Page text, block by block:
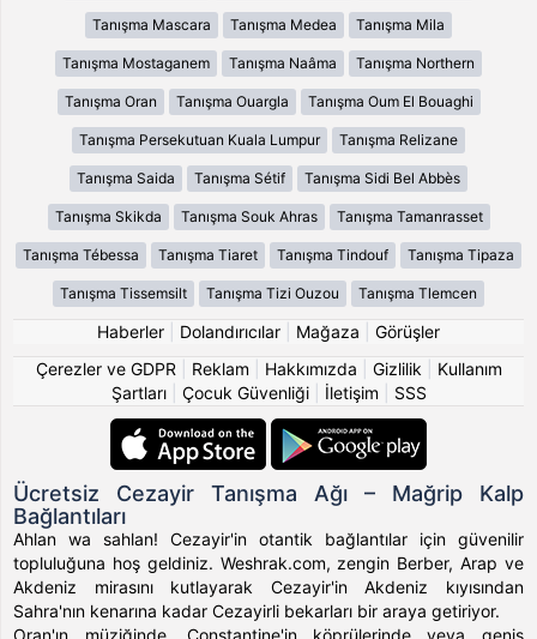
Tanışma Mascara Tanışma Medea Tanışma Mila
Tanışma Mostaganem Tanışma Naâma Tanışma Northern
Tanışma Oran Tanışma Ouargla Tanışma Oum El Bouaghi
Tanışma Persekutuan Kuala Lumpur Tanışma Relizane
Tanışma Saida Tanışma Sétif Tanışma Sidi Bel Abbès
Tanışma Skikda Tanışma Souk Ahras Tanışma Tamanrasset
Tanışma Tébessa Tanışma Tiaret Tanışma Tindouf Tanışma Tipaza
Tanışma Tissemsilt Tanışma Tizi Ouzou Tanışma Tlemcen
Haberler Dolandırıcılar Mağaza
Görüşler
Çerezler ve GDPR
Reklam Hakkımızda Gizlilik
Kullanım
Şartları| Çocuk Güvenliği| İletişim SSS
Ücretsiz Cezayir Tanışma Ağı – Mağrip Kalp
Bağlantıları
Ahlan wa sahlan! Cezayir'in otantik bağlantılar için güvenilir
topluluğuna hoş geldiniz. Weshrak.com, zengin Berber, Arap ve
Akdeniz mirasını kutlayarak Cezayir'in Akdeniz kıyısından
Sahra'nın kenarına kadar Cezayirli bekarları bir araya getiriyor.
Oran'ın müziğinde, Constantine'in köprülerinde veya geniş